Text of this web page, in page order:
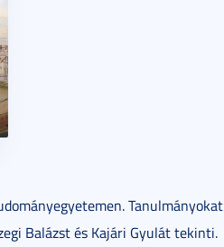
Tanulmányokat
Balázst és Kajári Gyulát tekinti.